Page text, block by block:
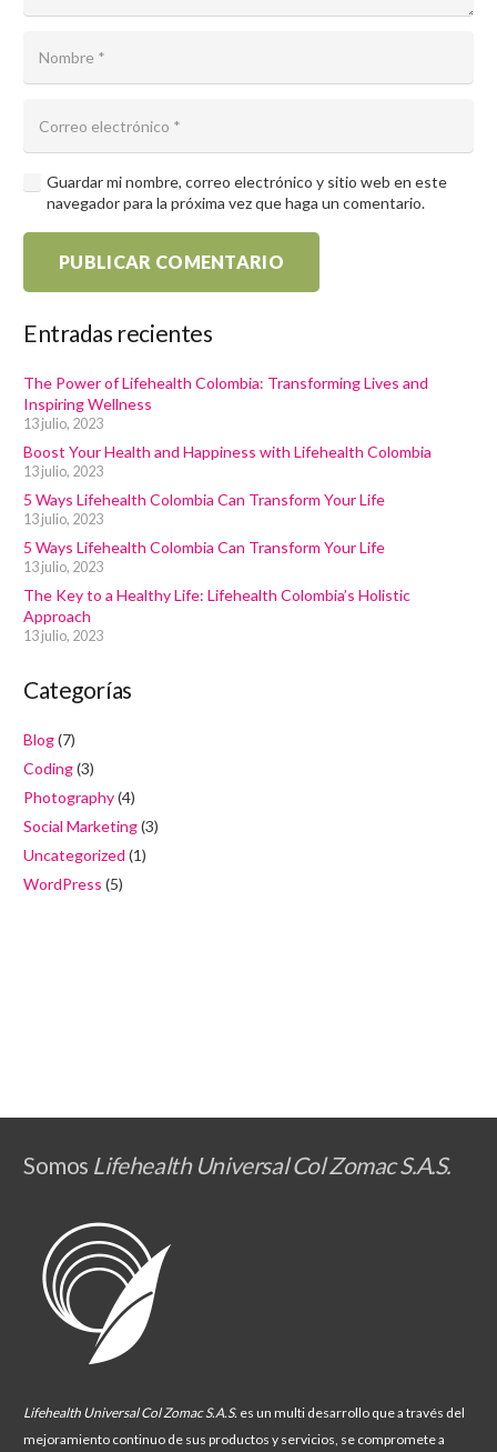
Guardar mi nombre, correo electrónico y sitio web en este
navegador para la próxima vez que haga un comentario.
PUBLICAR COMENTARIO
Entradas recientes
The Power of Lifehealth Colombia: Transforming Lives and
Inspiring Wellness
13 julio, 2023
Boost Your Health and Happiness with Lifehealth Colombia
13 julio, 2023
5 Ways Lifehealth Colombia Can Transform Your Life
13 julio, 2023
5 Ways Lifehealth Colombia Can Transform Your Life
13 julio, 2023
The Key to a Healthy Life: Lifehealth Colombia’s Holistic
Approach
13 julio, 2023
Categorías
Blog(7)
Coding(3)
Photography(4)
Social Marketing(3)
Uncategorized (1)
WordPress (5)
Somos Lifehealth Universal Col Zomac S.A.S.
Lifehealth Universal Col Zomac S.A.S. es un multi desarrollo que a través del
mejoramiento continuo de sus productos y servicios se compromete a